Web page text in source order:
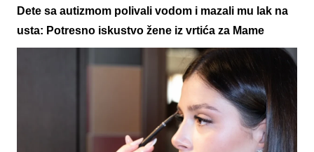
Dete sa autizmom polivali vodom i mazali mu lak na
usta: Potresno iskustvo žene iz vrtića za Mame